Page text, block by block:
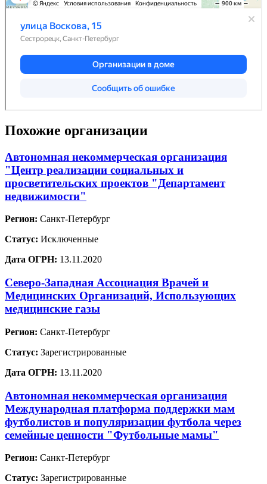
Похожие организации
Автономная некоммерческая организация
"Центр реализации социальных и
просветительских проектов "Департамент
недвижимости"
Регион: Санкт-Петербург
Статус: Исключенные
Дата ОГРН: 13.11.2020
Северо-Западная Ассоциация Врачей и
Медицинских Организаций, Использующих
медицинские газы
Регион: Санкт-Петербург
Статус: Зарегистрированные
Дата ОГРН: 13.11.2020
Автономная некоммерческая организация
Международная платформа поддержки мам
футболистов и популяризации футбола через
семейные ценности "Футбольные мамы"
Регион: Санкт-Петербург
Статус: Зарегистрированные